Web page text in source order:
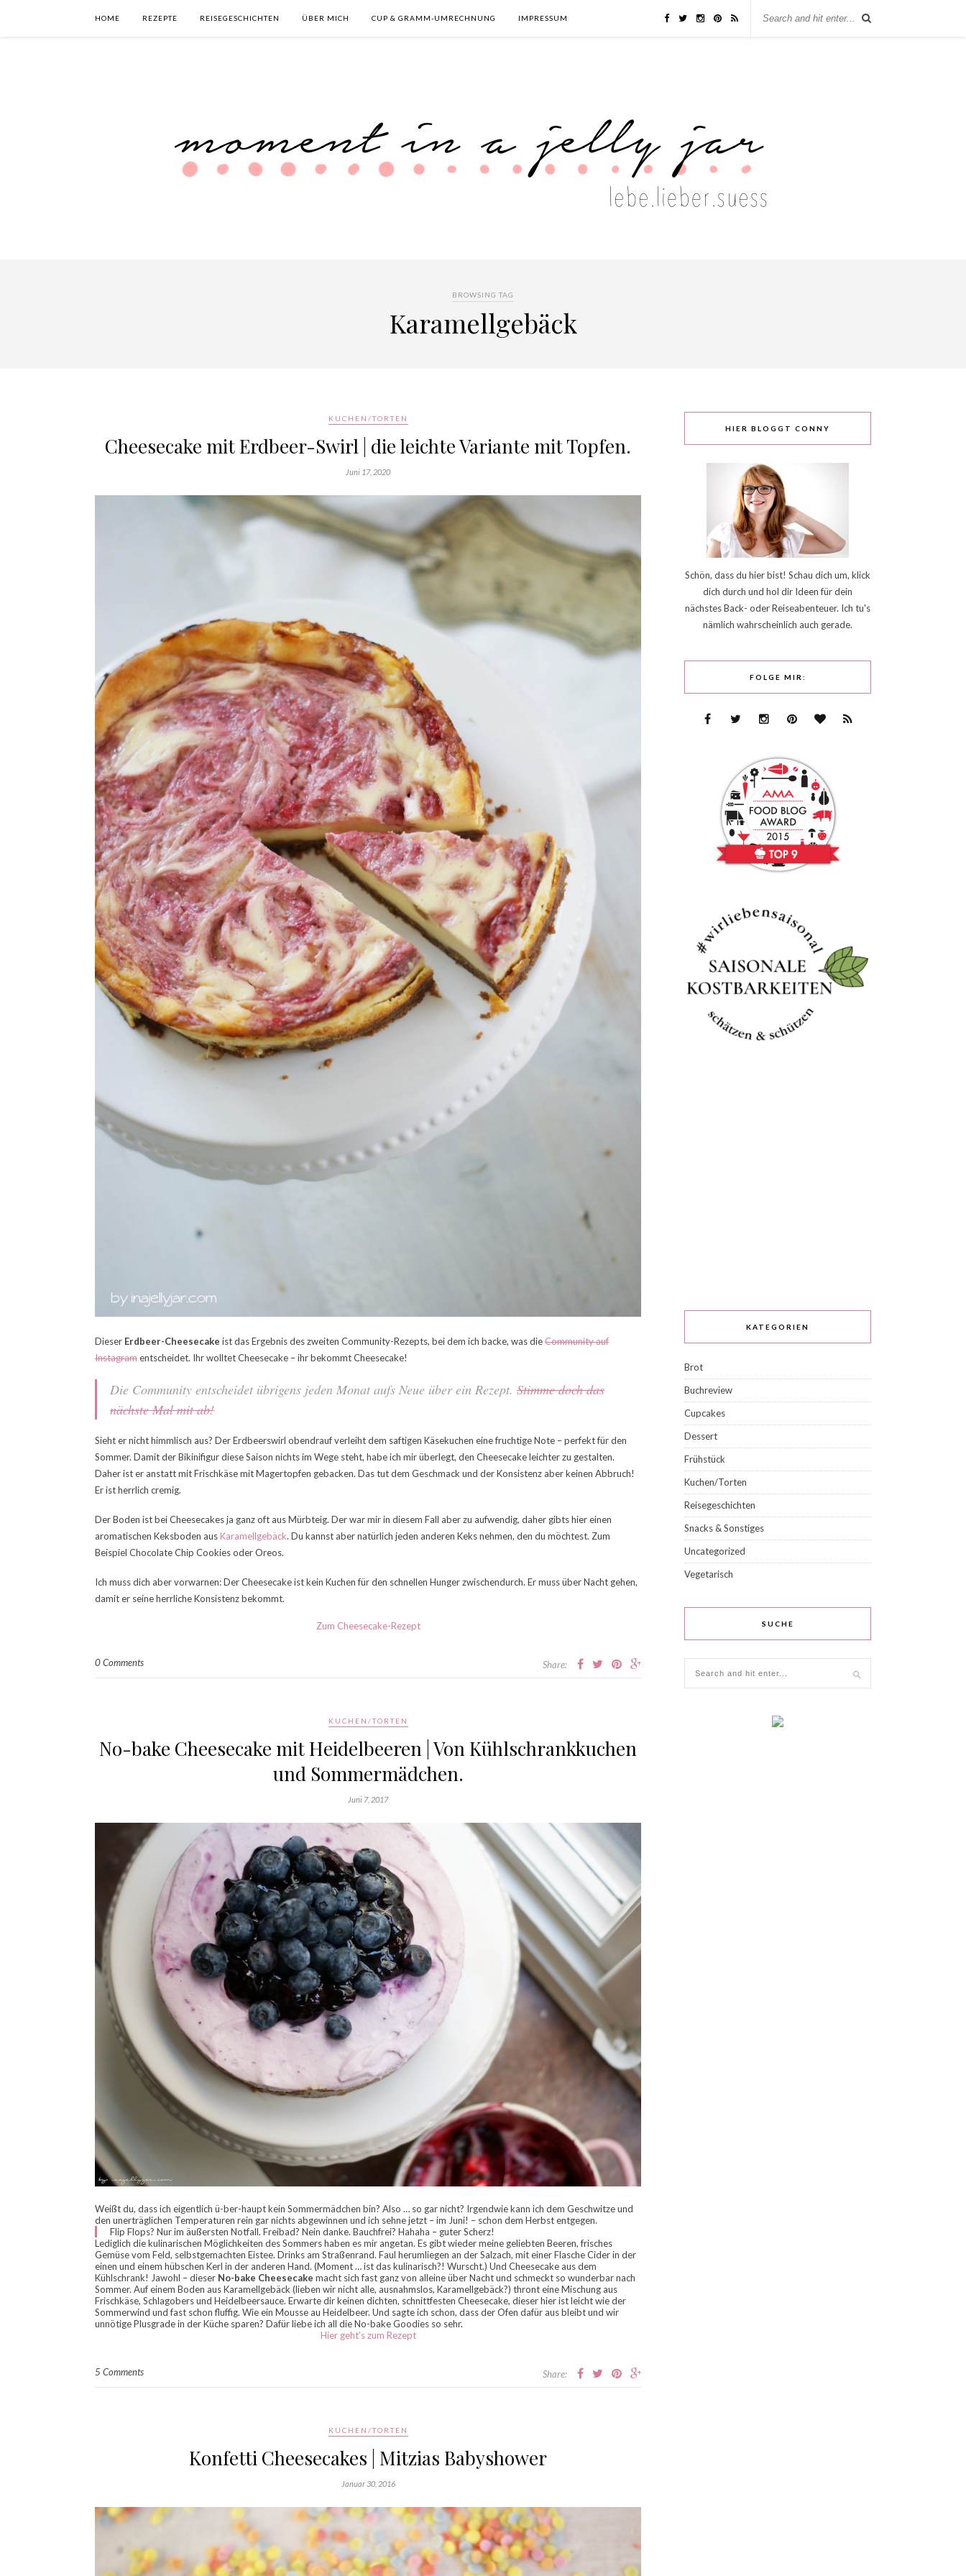
HOME REZEPTE REISEGESCHICHTEN ÜBER MICH CUP & GRAMM-UMRECHNUNG IMPRESSUM
BROWSING TAG
Karamellgebäck
KUCHEN/TORTEN
Cheesecake mit Erdbeer-Swirl | die leichte Variante mit Topfen.
Juni 17, 2020
Dieser Erdbeer-Cheesecake ist das Ergebnis des zweiten Community-Rezepts, bei dem ich backe, was dieCommunity auf
Instagramentscheidet. Ihr wolltet Cheesecake – ihr bekommt Cheesecake!
Die Community entscheidet übrigens jeden Monat aufs Neue über ein Rezept. Stimme doch das
nächste Mal mit ab!
Sieht er nicht himmlisch aus? Der Erdbeerswirl obendrauf verleiht dem saftigen Käsekuchen eine fruchtige Note – perfekt für den
Sommer. Damit der Bikinifigur diese Saison nichts im Wege steht, habe ich mir überlegt, den Cheesecake leichter zu gestalten.
Daher ist er anstatt mit Frischkäse mit Magertopfen gebacken. Das tut dem Geschmack und der Konsistenz aber keinen Abbruch!
Er ist herrlich cremig.
Der Boden ist bei Cheesecakes ja ganz oft aus Mürbteig. Der war mir in diesem Fall aber zu aufwendig, daher gibts hier einen
aromatischen Keksboden ausKaramellgebäck. Du kannst aber natürlich jeden anderen Keks nehmen, den du möchtest. Zum
Beispiel Chocolate Chip Cookies oder Oreos.
Ich muss dich aber vorwarnen: Der Cheesecake ist kein Kuchen für den schnellen Hunger zwischendurch. Er muss über Nacht gehen,
damit er seine herrliche Konsistenz bekommt.
Zum Cheesecake-Rezept
0 Comments Share:
KUCHEN/TORTEN
No-bake Cheesecake mit Heidelbeeren | Von Kühlschrankkuchen
und Sommermädchen.
Juni 7, 2017
Weißt du, dass ich eigentlich ü-ber-haupt kein Sommermädchen bin? Also … so gar nicht? Irgendwie kann ich dem Geschwitze und
den unerträglichen Temperaturen rein gar nichts abgewinnen und ich sehne jetzt – im Juni! – schon dem Herbst entgegen.
Flip Flops? Nur im äußersten Notfall. Freibad? Nein danke. Bauchfrei? Hahaha – guter Scherz!
Lediglich die kulinarischen Möglichkeiten des Sommers haben es mir angetan. Es gibt wieder meine geliebten Beeren, frisches
Gemüse vom Feld, selbstgemachten Eistee. Drinks am Straßenrand. Faul herumliegen an der Salzach, mit einer Flasche Cider in der
einen und einem hübschen Kerl in der anderen Hand. (Moment … ist das kulinarisch?! Wurscht.) Und Cheesecake aus dem
Kühlschrank! Jawohl – dieser No-bake Cheesecake macht sich fast ganz von alleine über Nacht und schmeckt so wunderbar nach
Sommer. Auf einem Boden aus Karamellgebäck (lieben wir nicht alle, ausnahmslos, Karamellgebäck?) thront eine Mischung aus
Frischkäse, Schlagobers und Heidelbeersauce. Erwarte dir keinen dichten, schnittfesten Cheesecake, dieser hier ist leicht wie der
Sommerwind und fast schon fluffig. Wie ein Mousse au Heidelbeer. Und sagte ich schon, dass der Ofen dafür aus bleibt und wir
unnötige Plusgrade in der Küche sparen? Dafür liebe ich all die No-bake Goodies so sehr.
Hier geht’s zum Rezept
5 Comments Share:
KUCHEN/TORTEN
Konfetti Cheesecakes | Mitzias Babyshower
Januar 30, 2016
HIER BLOGGT CONNY
Schön, dass du hier bist! Schau dich um, klick
dich durch und hol dir Ideen für dein
nächstes Back- oder Reiseabenteuer. Ich tu's
nämlich wahrscheinlich auch gerade.
FOLGE MIR:
KATEGORIEN
Brot
Buchreview
Cupcakes
Dessert
Frühstück
Kuchen/Torten
Reisegeschichten
Snacks & Sonstiges
Uncategorized
Vegetarisch
SUCHE